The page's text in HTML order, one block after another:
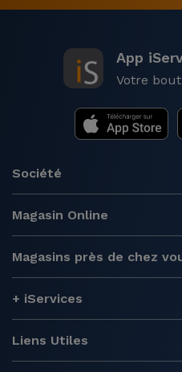
App
Votre
Société
Magasin Online
Magasins près de chez
+ iServices
Liens Utiles